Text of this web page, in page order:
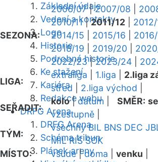
Základní údaje
Vedení a kontakty
Logo
Historie
Podrobná historie
Ke stažení
Kariéra
Redakce webu
DRFG Arena
DRFG Arena
Schéma tribun
Plánek areny
SEZONA:
2006/07|2007/08
2010/11|2011/12 2012/
2014/15
2015/16
2018/19
2019/20
2022/23|2023/24
LIGA:
extraliga 1.liga 2.liga
střed
2.liga východ
SEŘADIT:
kolo|datum SMĚR:
vzestupně
TÝM:
všechny BIL BNS DEC
MIL RIS SOK
MÍSTO:
všude|doma venku